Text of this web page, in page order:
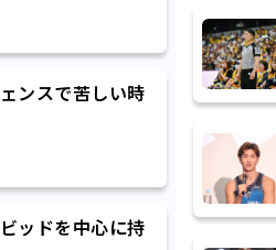
ンスで苦しい時
ッドを中心に持